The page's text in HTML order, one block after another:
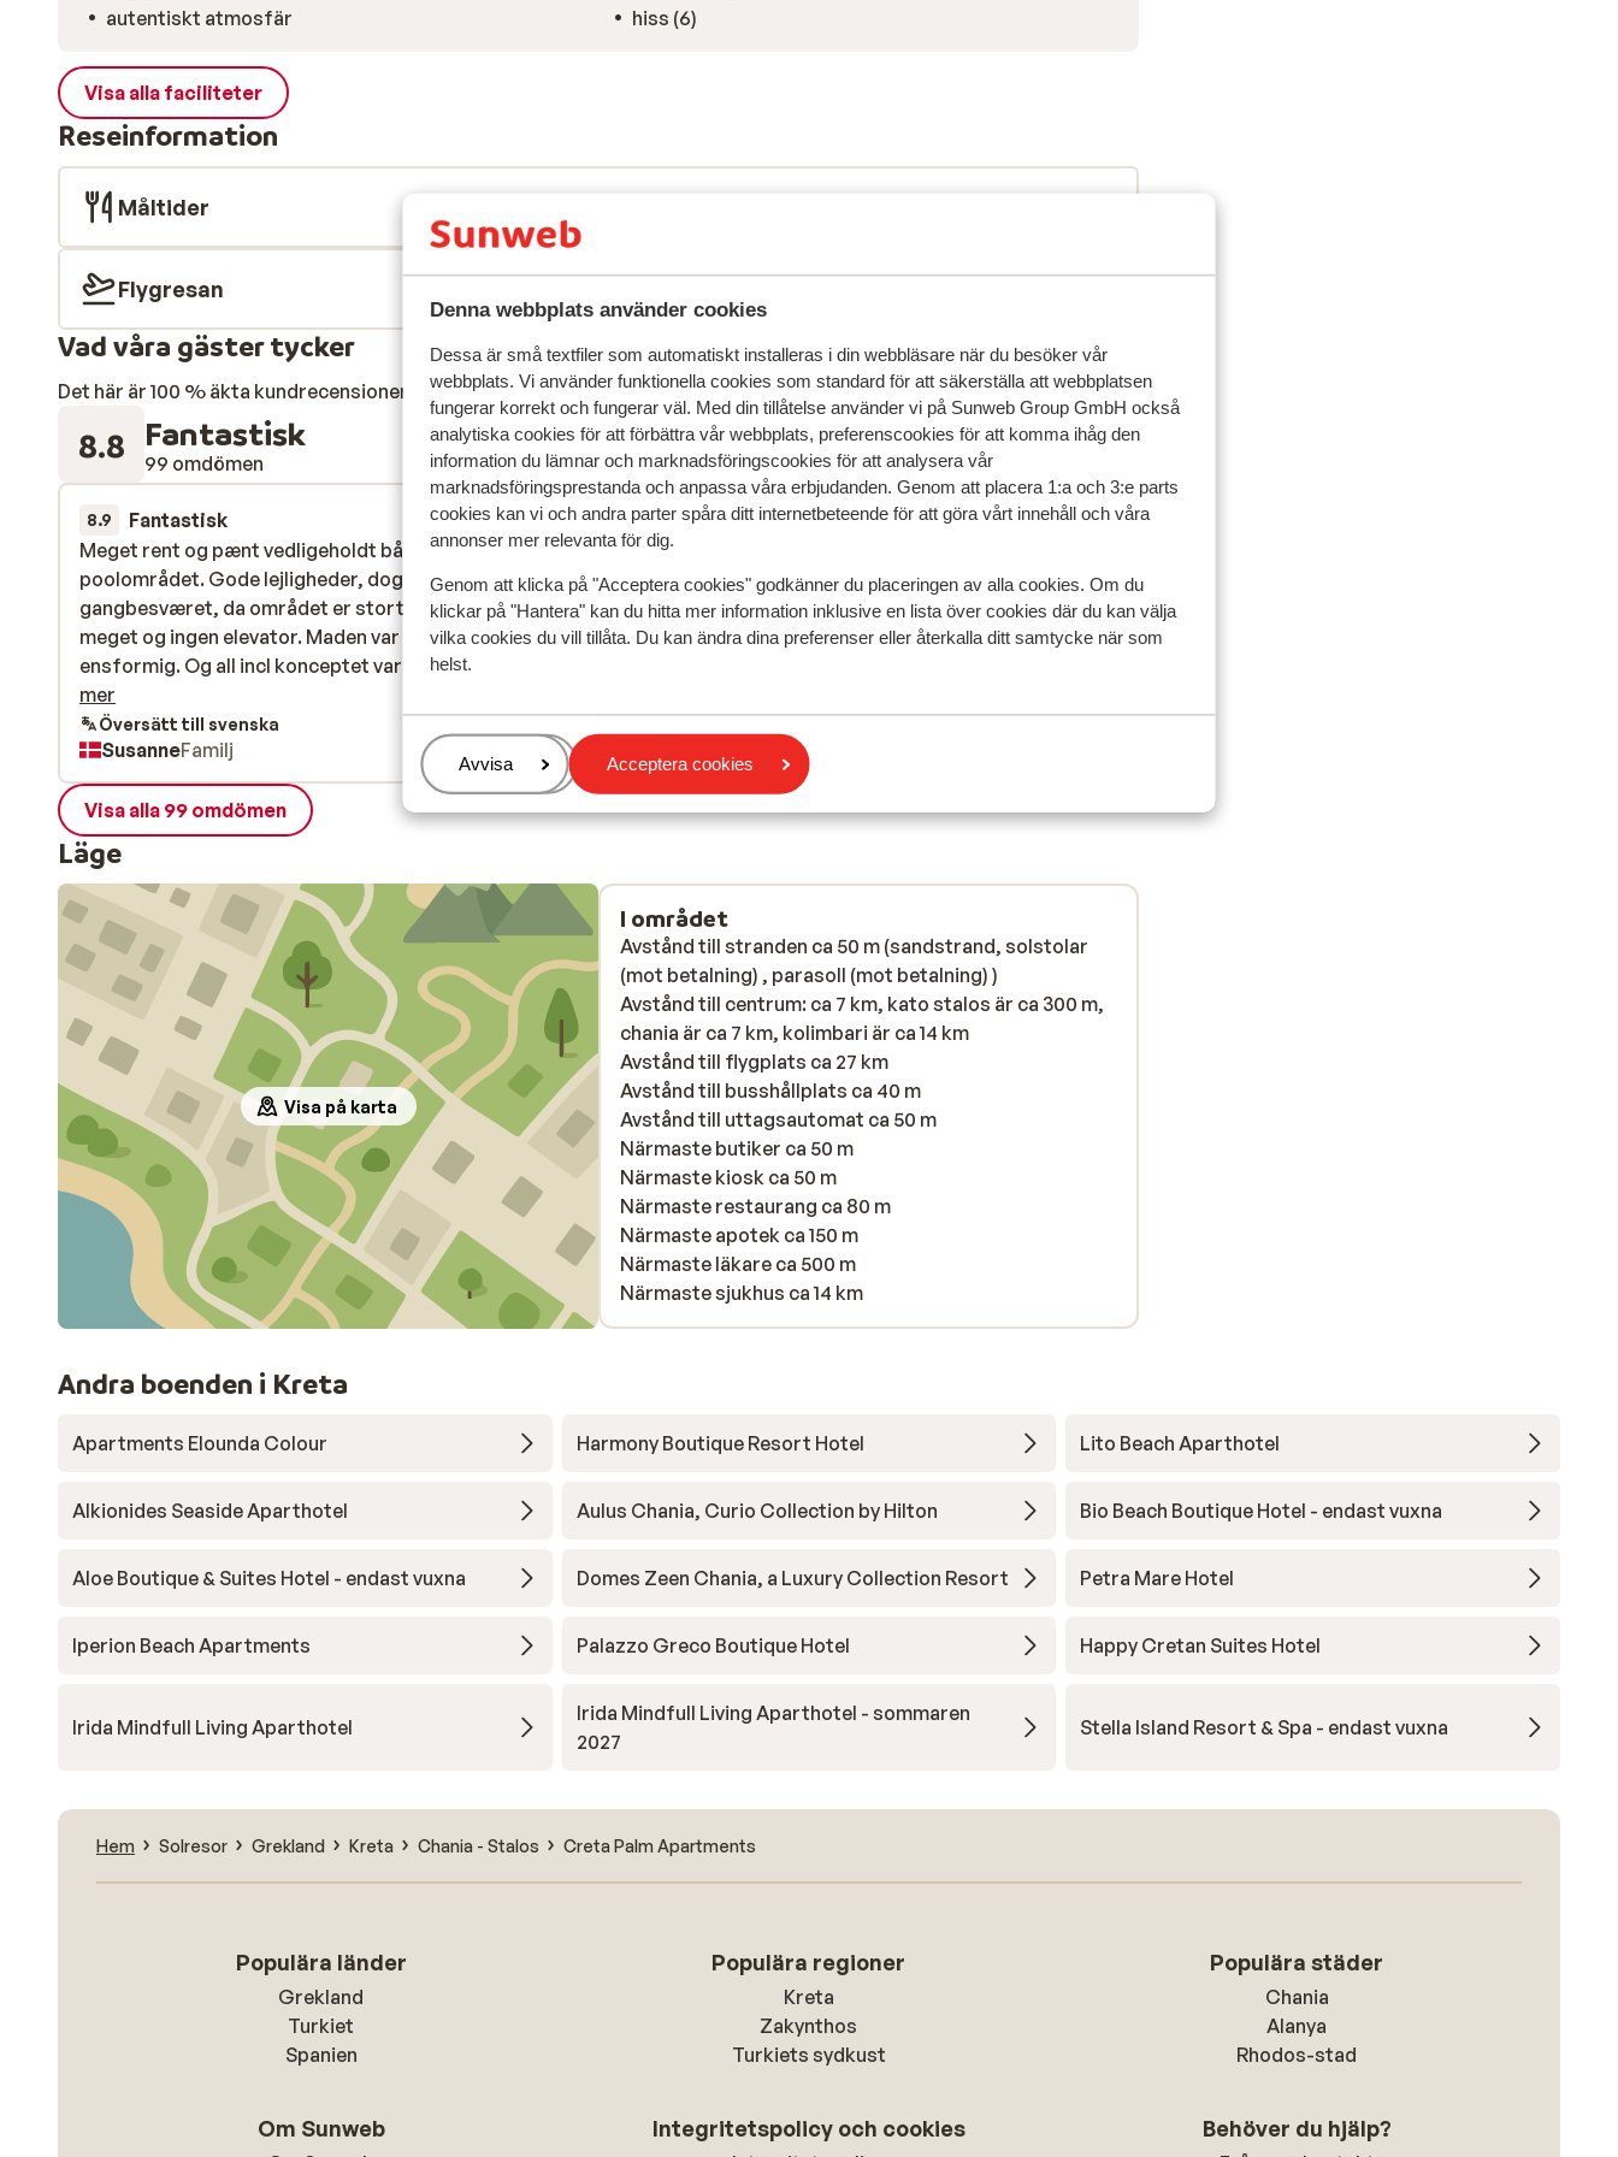
Denna webbplats använder cookies
Dessa är små textfiler som automatiskt installeras i din webbläsare när du besöker vår
webbplats. Vi använder funktionella cookies som standard för att säkerställa att webbplatsen
fungerar korrekt och fungerar väl. Med din tillåtelse använder vi på Sunweb Group GmbH också
analytiska cookies för att förbättra vår webbplats, preferenscookies för att komma ihåg den
information du lämnar och marknadsföringscookies för att analysera vår
marknadsföringsprestanda och anpassa våra erbjudanden. Genom att placera 1:a och 3:e parts
cookies kan vi och andra parter spåra ditt internetbeteende för att göra vårt innehåll och våra
annonser mer relevanta för dig.
Genom att klicka på "Acceptera cookies" godkänner du placeringen av alla cookies. Om du
klickar på "Hantera" kan du hitta mer information inklusive en lista över cookies där du kan välja
vilka cookies du vill tillåta. Du kan ändra dina preferenser eller återkalla ditt samtycke när som
helst.
Hantera
Avvisa Acceptera cookies
autentiskt atmosfär
hiss (6)
Visa alla faciliteter
Reseinformation
Måltider
Flygresan
Vad våra gäster tycker
Det här är 100 % äkta kundrecensioner som verkligen speglar deras upplevelser av vår produkt.Mer om recensioner
8.8 Fantastisk
99 omdömen Mest bokad av partner
8.9 Fantastisk
för 2 veckor sedan
Meget rent og pænt vedligeholdt både på hotel og
poolområdet. Gode lejligheder, dog skal man ikke være
gangbesværet, da området er stort, og man går
meget og ingen elevator. Maden var lidt kedelig og
ensformig. Og all incl konceptet var lidt tyndt i forhold
til de vi har set andre steder.
Meget rent og pænt vedligeholdt både på hotel og
poolområdet. Gode lejligheder, dog skal man ikke være
gangbesværet, da området er stort, og man går
meget og ingen elevator. Maden var lidt kedelig og
ensformig. Og all incl konceptet var lidt tyndt i forh...
mer
Översätt till svenska
SusanneFamilj
9.8 Fantastisk
för 3 veckor sedan
Meget venligt personale. Rengøringen var fantastisk.
Meget venligt personale. Rengøringen var fantastisk.
Översätt till svenska
Visa alla 99 omdömen
Läge
Visa på karta
I området
Avstånd till stranden ca 50 m (sandstrand, solstolar
(mot betalning) , parasoll (mot betalning) )
Avstånd till centrum: ca 7 km, kato stalos är ca 300 m,
chania är ca 7 km, kolimbari är ca 14 km
Avstånd till flygplats ca 27 km
Avstånd till busshållplats ca 40 m
Avstånd till uttagsautomat ca 50 m
Närmaste butiker ca 50 m
Närmaste kiosk ca 50 m
Närmaste restaurang ca 80 m
Närmaste apotek ca 150 m
Närmaste läkare ca 500 m
Närmaste sjukhus ca 14 km
Andra boenden i Kreta
Apartments Elounda Colour Harmony Boutique Resort Hotel Lito Beach Aparthotel
Alkionides Seaside Aparthotel Aulus Chania, Curio Collection by Hilton Bio Beach Boutique Hotel - endast vuxna
Aloe Boutique & Suites Hotel - endast vuxna Domes Zeen Chania, a Luxury Collection Resort Petra Mare Hotel
Iperion Beach Apartments Palazzo Greco Boutique Hotel Happy Cretan Suites Hotel
Irida Mindfull Living Aparthotel
Irida Mindfull Living Aparthotel - sommaren
2027
Stella Island Resort & Spa - endast vuxna
Hem Solresor Grekland Kreta Chania - Stalos Creta Palm Apartments
Populära länder
Grekland
Turkiet
Spanien
Populära regioner
Kreta
Zakynthos
Turkiets sydkust
Populära städer
Chania
Alanya
Rhodos-stad
Om Sunweb Integritetspolicy och cookies Behöver du hjälp?